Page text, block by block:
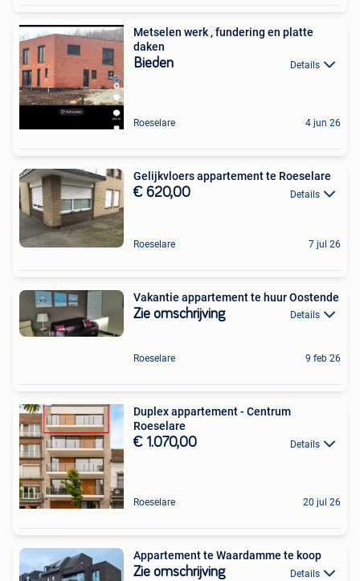
Metselen werk , fundering en platte
daken
Bieden Details
Roeselare 4 jun 26
Gelijkvloers appartement te Roeselare
€ 620,00 Details
Roeselare 7 jul 26
Vakantie appartement te huur Oostende
Zie omschrijving Details
Roeselare 9 feb 26
Duplex appartement - Centrum
Roeselare
€ 1.070,00 Details
Roeselare 20 jul 26
Appartement te Waardamme te koop
Zie omschrijving Details